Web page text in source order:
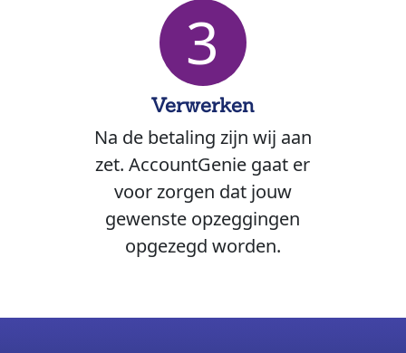
3
Verwerken
Na de betaling zijn wij aan
zet. AccountGenie gaat er
voor zorgen dat jouw
gewenste opzeggingen
opgezegd worden.